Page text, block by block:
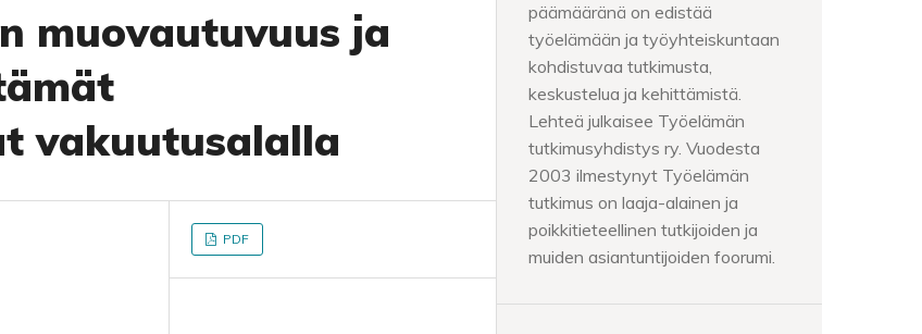
muovautuvuus ja
vakuutusalalla
PDF
päämääränä on edistää
työelämään ja työyhteiskuntaan
kohdistuvaa tutkimusta,
keskustelua ja kehittämistä.
Lehteä julkaisee Työelämän
tutkimusyhdistys ry. Vuodesta
2003 ilmestynyt Työelämän
tutkimus on laaja-alainen ja
poikkitieteellinen tutkijoiden ja
muiden asiantuntijoiden foorumi.